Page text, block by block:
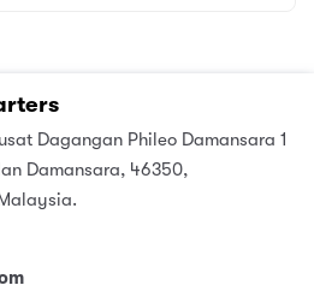
Dagangan Phileo Damansara 1
Damansara, 46350,